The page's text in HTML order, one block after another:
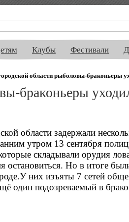
Клубы Фестивали
области рыболовы-браконьеры
браконьеры
области задержали
утром 13 сентября
складывали орудия
остановиться. Но в итоге
них изъяты 7 сетей
один подозреваемый в